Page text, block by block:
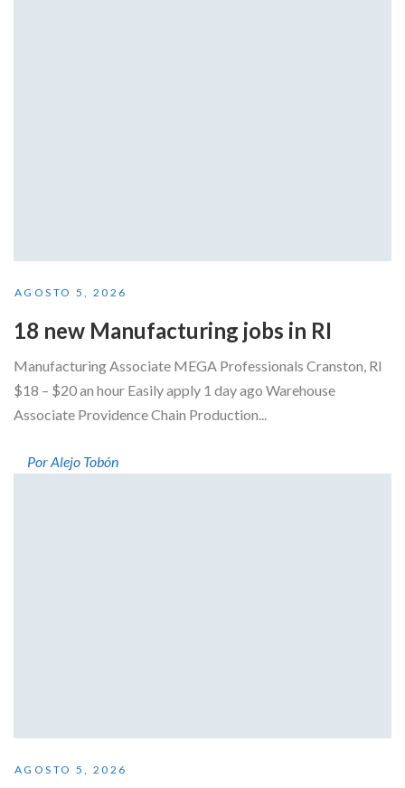
AGOSTO 5, 2026
18 new Manufacturing jobs in RI
Manufacturing Associate MEGA Professionals Cranston, RI
$18 – $20 an hour Easily apply 1 day ago Warehouse
Associate Providence Chain Production...
Por Alejo Tobón
AGOSTO 5, 2026